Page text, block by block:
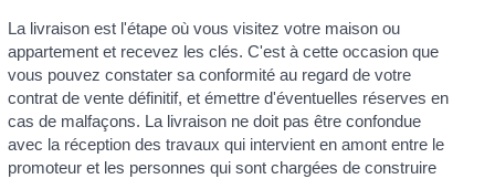
La livraison est l'étape où vous visitez votre maison ou
appartement et recevez les clés. C'est à cette occasion que
vous pouvez constater sa conformité au regard de votre
contrat de vente définitif, et émettre d'éventuelles réserves en
cas de malfaçons. La livraison ne doit pas être confondue
avec la réception des travaux qui intervient en amont entre le
promoteur et les personnes qui sont chargées de construire